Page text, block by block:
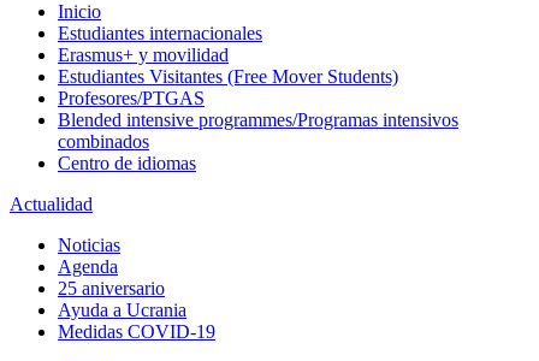
Inicio
Estudiantes internacionales
Erasmus+ y movilidad
Estudiantes Visitantes (Free Mover Students)
Profesores/PTGAS
Blended intensive programmes/Programas intensivos
combinados
Centro de idiomas
Actualidad
Noticias
Agenda
25 aniversario
Ayuda a Ucrania
Medidas COVID-19